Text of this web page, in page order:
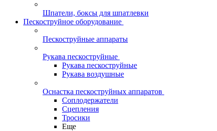
Шпатели, боксы для шпатлевки
Пескоструйное оборудование
Пескоструйные аппараты
Рукава пескоструйные
Рукава пескоструйные
Рукава воздушные
Оснастка пескоструйных аппаратов
Соплодержатели
Сцепления
Тросики
Еще